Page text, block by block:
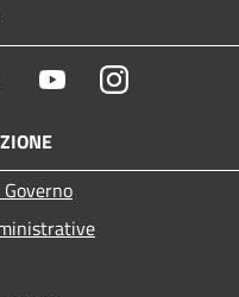
Twitter YoutubeInstagram